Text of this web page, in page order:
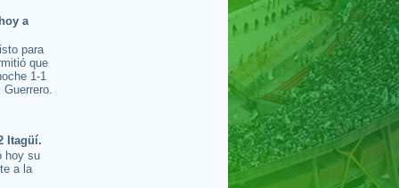
a
para
que
1-1
Itagüí.
hoy su
a la